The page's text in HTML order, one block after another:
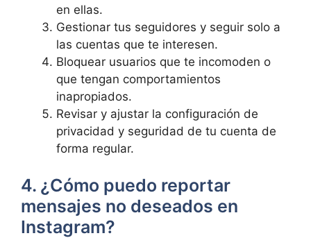
en ellas.
Gestionar tus‍ seguidores y seguir ⁤solo a
las cuentas que te interesen.
Bloquear usuarios que te incomoden o
que‍ tengan comportamientos
inapropiados.
Revisar y ajustar la​ configuración de
privacidad y seguridad de ‌tu cuenta de‌
forma regular.
4. ¿Cómo puedo reportar
mensajes no deseados en
Instagram?